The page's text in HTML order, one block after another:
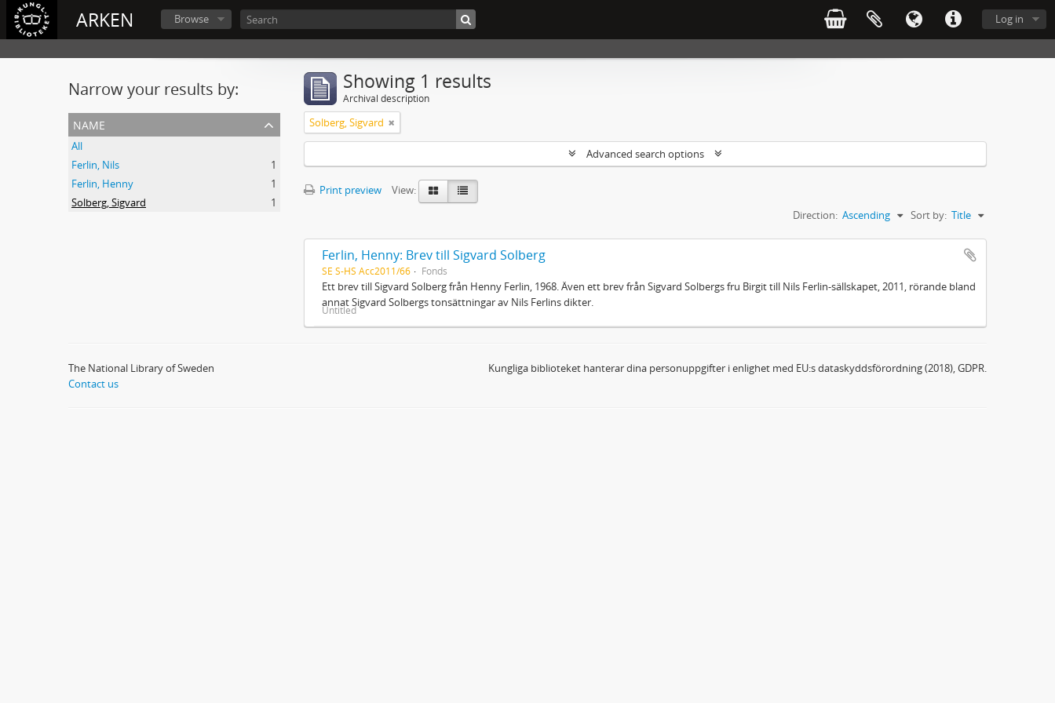
ARKEN Log in
Browse
Narrow your results by:
name
All
Ferlin, Nils
1
Ferlin, Henny
1
Solberg, Sigvard
1
Showing 1 results
Archival description
Solberg, Sigvard
Advanced search options
Print preview
View:
Sort by: Title
Direction: Ascending
Ferlin, Henny: Brev till Sigvard Solberg
SE S-HS Acc2011/66 Fonds
Ett brev till Sigvard Solberg från Henny Ferlin, 1968. Även ett brev från Sigvard Solbergs fru Birgit till Nils Ferlin-sällskapet, 2011, rörande bland
annat Sigvard Solbergs tonsättningar av Nils Ferlins dikter.
Untitled
The National Library of Sweden
Contact us
Kungliga biblioteket hanterar dina personuppgifter i enlighet med EU:s dataskyddsförordning (2018), GDPR.